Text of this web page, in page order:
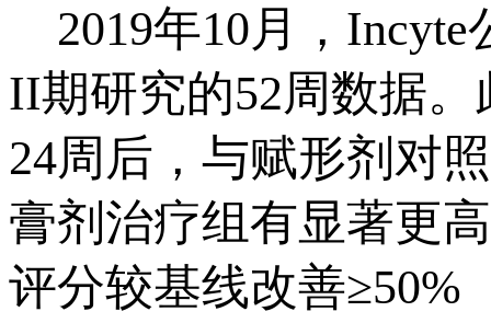
2019年10月，Incyte
II期研究的52周数据
24周后，与赋形剂对
膏剂治疗组有显著更
评分较基线改善≥50%